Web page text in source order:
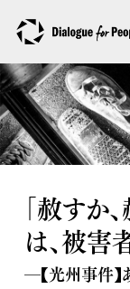
「赦すか
は、被害
―【光州事件】